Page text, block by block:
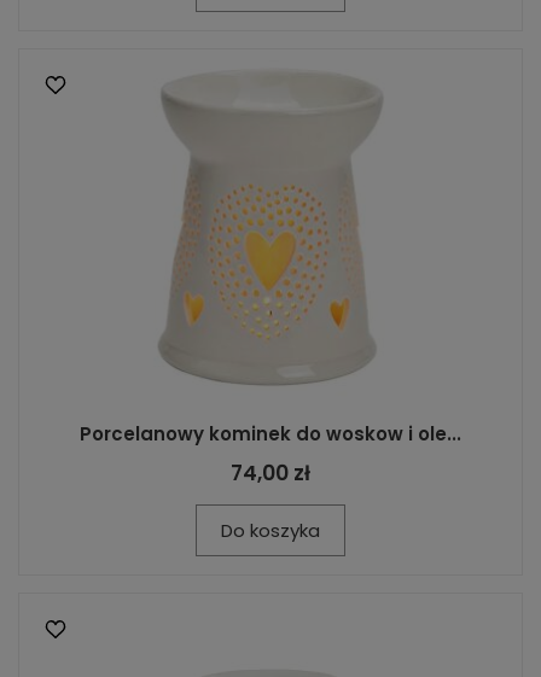
Porcelanowy kominek do woskow i ole...
74,00 zł
Do koszyka